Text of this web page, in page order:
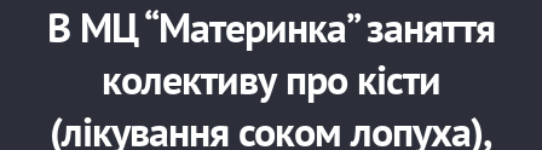
В МЦ “Материнка” заняття
колективу про кісти
(лікування соком лопуха),